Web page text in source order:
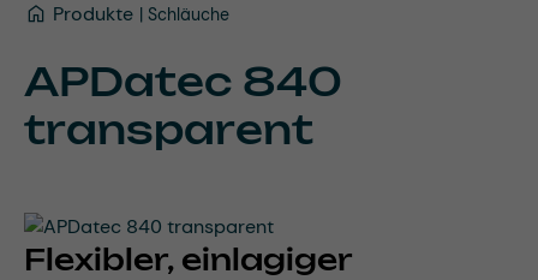
Produkte Schläuche
APDatec 840
transparent
Flexibler, einlagiger